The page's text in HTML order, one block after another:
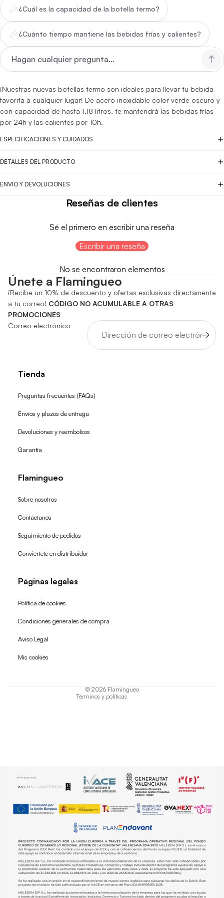
¿Cuál es la capacidad de la botella termo?
¿Cuánto tiempo mantiene las bebidas frías y calientes?
¡Nuestras nuevas botellas termo son ideales para llevar tu bebida
favorita a cualquier lugar! De acero inoxidable color verde oscuro y
con capacidad de hasta 1,18 litros, te mantendrá las bebidas frías
por 24h y las calientes por 10h.
ESPECIFICACIONES Y CUIDADOS
DETALLES DEL PRODUCTO
ENVÍO Y DEVOLUCIONES
Reseñas de clientes
Sé el primero en escribir una reseña
Escribir una reseña
No se encontraron elementos
Únete a Flamingueo
¡Recibe un 10% de descuento y ofertas exclusivas directamente
a tu correo! CÓDIGO NO ACUMULABLE A OTRAS
PROMOCIONES
Correo electrónico
Tienda
Preguntas frecuentes (FAQs)
Envíos y plazos de entrega
Devoluciones y reembolsos
Garantía
Flamingueo
Sobre nosotros
Contáctanos
Seguimiento de pedidos
Conviértete en distribuidor
Páginas legales
Política de cookies
Condiciones generales de compra
Aviso Legal
Mis cookies
© 2026 Flamingueo
Términos y políticas